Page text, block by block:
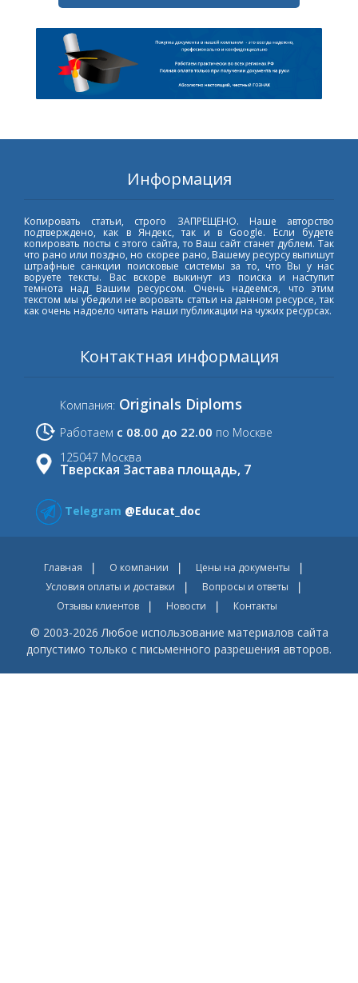
Информация
Копировать статьи, строго ЗАПРЕЩЕНО. Наше авторство
подтверждено, как в Яндекс, так и в Google. Если будете
копировать посты с этого сайта, то Ваш сайт станет дублем. Так
что рано или поздно, но скорее рано, Вашему ресурсу выпишут
штрафные санкции поисковые системы за то, что Вы у нас
воруете тексты. Вас вскоре выкинут из поиска и наступит
темнота над Вашим ресурсом. Очень надеемся, что этим
текстом мы убедили не воровать статьи на данном ресурсе, так
как очень надоело читать наши публикации на чужих ресурсах.
Контактная информация
Компания: Originals Diploms
Работаем с 08.00 до 22.00 по Москве
125047 Москва
Тверская Застава площадь, 7
Telegram @Educat_doc
Главная О компании
Цены на документы
Условия оплаты и доставки
Вопросы и ответы
Отзывы клиентов
Новости Контакты
© 2003-2026 Любое использование материалов сайта
допустимо только с письменного разрешения авторов.